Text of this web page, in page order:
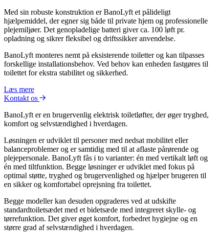
Med sin robuste konstruktion er BanoLyft et pålideligt
hjælpemiddel, der egner sig både til private hjem og professionelle
plejemiljøer. Det genopladelige batteri giver ca. 100 løft pr.
opladning og sikrer fleksibel og driftssikker anvendelse.
BanoLyft monteres nemt på eksisterende toiletter og kan tilpasses
forskellige installationsbehov. Ved behov kan enheden fastgøres til
toilettet for ekstra stabilitet og sikkerhed.
Læs mere
Kontakt os
BanoLyft er en brugervenlig elektrisk toiletløfter, der øger tryghed,
komfort og selvstændighed i hverdagen.
Løsningen er udviklet til personer med nedsat mobilitet eller
balanceproblemer og er samtidig med til at aflaste pårørende og
plejepersonale. BanoLyft fås i to varianter: én med vertikalt løft og
én med tiltfunktion. Begge løsninger er udviklet med fokus på
optimal støtte, tryghed og brugervenlighed og hjælper brugeren til
en sikker og komfortabel oprejsning fra toilettet.
Begge modeller kan desuden opgraderes ved at udskifte
standardtoiletsædet med et bidetsæde med integreret skylle- og
tørrefunktion. Det giver øget komfort, forbedret hygiejne og en
større grad af selvstændighed i hverdagen.